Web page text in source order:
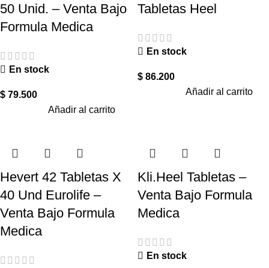
50 Unid. – Venta Bajo
Formula Medica
En stock
$ 79.500
Añadir al carrito
Tabletas Heel
En stock
$ 86.200
Añadir al carrito
Hevert 42 Tabletas X
40 Und Eurolife –
Venta Bajo Formula
Medica
Kli.Heel Tabletas –
Venta Bajo Formula
Medica
En stock